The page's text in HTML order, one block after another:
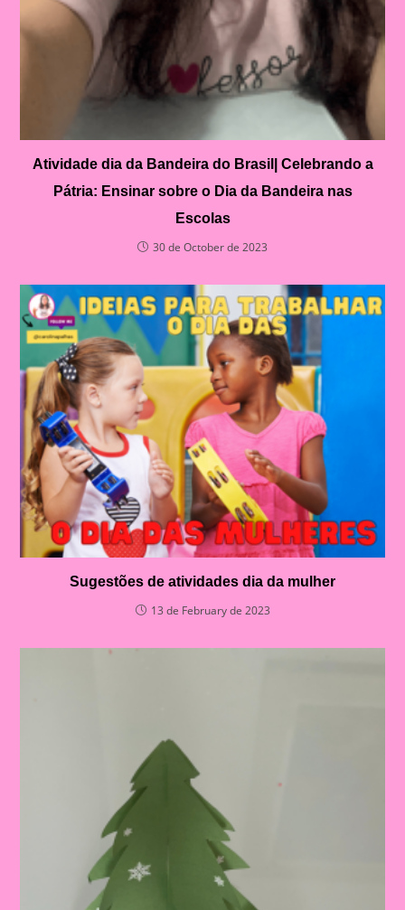
Atividade dia da Bandeira do Brasil| Celebrando a
Pátria: Ensinar sobre o Dia da Bandeira nas
Escolas
30 de October de 2023
Sugestões de atividades dia da mulher
13 de February de 2023